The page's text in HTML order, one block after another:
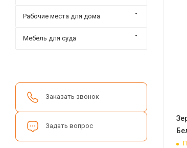
Рабочие места для дома
Мебель для суда
Заказать звонок
Задать вопрос